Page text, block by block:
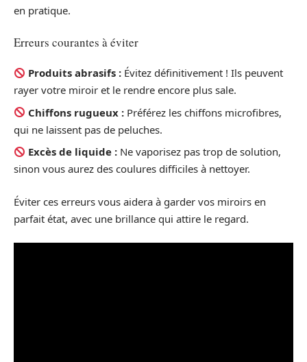
en pratique.
Erreurs courantes à éviter
Produits abrasifs : Évitez définitivement ! Ils peuvent
rayer votre miroir et le rendre encore plus sale.
Chiffons rugueux : Préférez les chiffons microfibres,
qui ne laissent pas de peluches.
Excès de liquide : Ne vaporisez pas trop de solution,
sinon vous aurez des coulures difficiles à nettoyer.
Éviter ces erreurs vous aidera à garder vos miroirs en
parfait état, avec une brillance qui attire le regard.